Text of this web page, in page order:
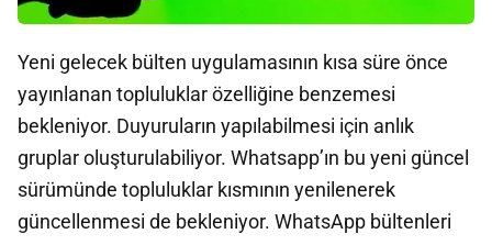
Yeni gelecek bülten uygulamasının kısa süre önce
yayınlanan topluluklar özelliğine benzemesi
bekleniyor. Duyuruların yapılabilmesi için anlık
gruplar oluşturulabiliyor. Whatsapp’ın bu yeni güncel
sürümünde topluluklar kısmının yenilenerek
güncellenmesi de bekleniyor. WhatsApp bültenleri